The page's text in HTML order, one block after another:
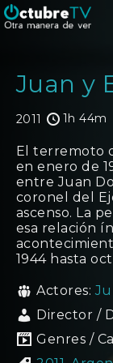
Juan y
2011 1h 44m
El terremoto
en enero de
entre Juan
coronel del
ascenso. La
esa relación
1944 hasta
Actores:
Director /
Genres /